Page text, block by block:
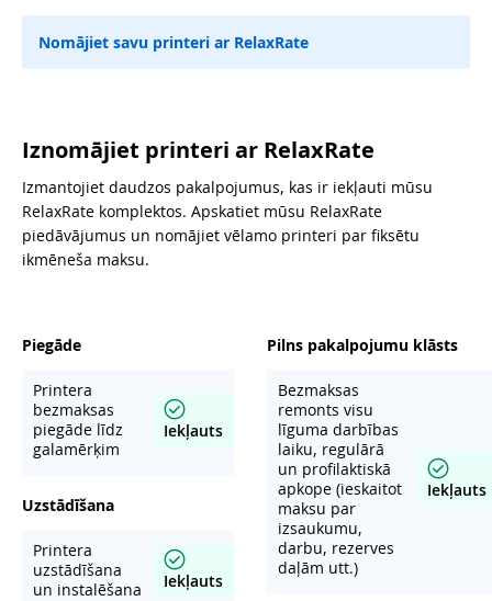
Nomājiet savu printeri ar RelaxRate
Iznomājiet printeri ar RelaxRate
Izmantojiet daudzos pakalpojumus, kas ir iekļauti mūsu
RelaxRate komplektos. Apskatiet mūsu RelaxRate
piedāvājumus un nomājiet vēlamo printeri par fiksētu
ikmēneša maksu.
Piegāde
Printera
bezmaksas
piegāde līdz
galamērķim
Iekļauts
Uzstādīšana
Printera
uzstādīšana
un instalēšana
Iekļauts
Pilns pakalpojumu klāsts
Bezmaksas
remonts visu
līguma darbības
laiku, regulārā
un profilaktiskā
apkope (ieskaitot
maksu par
izsaukumu,
darbu, rezerves
daļām utt.)
Iekļauts